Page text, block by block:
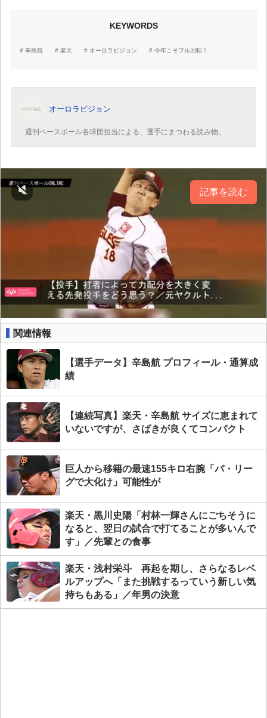
KEYWORDS
辛島航 楽天 オーロラビジョン 今年こそフル回転！
オーロラビジョン
週刊ベースボール各球団担当による、選手にまつわる読み物。
記事を読む
関連情報
【選手データ】辛島航 プロフィール・通算成
績
【連続写真】楽天・辛島航 サイズに恵まれて
いないですが、さばきが良くてコンパクト
巨人から移籍の最速155キロ右腕「パ・リー
グで大化け」可能性が
楽天・黒川史陽「村林一輝さんにごちそうに
なると、翌日の試合で打てることが多いんで
す」／先輩との食事
楽天・浅村栄斗 再起を期し、さらなるレベ
ルアップへ「また挑戦するっていう新しい気
持ちもある」／年男の決意